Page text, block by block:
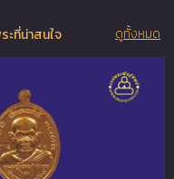
ใช้
ะที่น่าสนใจ ดูทั้งหมด